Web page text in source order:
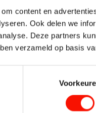
content en
Ook delen we
Deze partners
verzameld op basis